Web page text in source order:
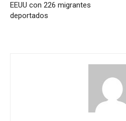
EEUU con 226 migrantes
deportados